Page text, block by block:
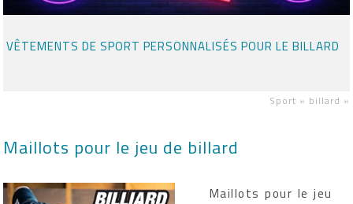
VÊTEMENTS DE SPORT PERSONNALISÉS POUR LE BILLARD
Sport » billard »
Maillots pour le jeu de billard
Maillots pour le jeu